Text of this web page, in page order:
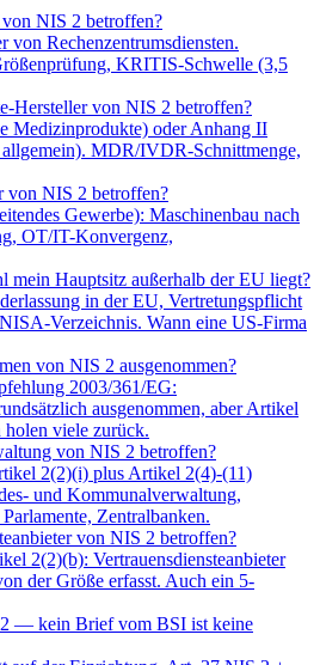
NIS 2 betroffen?
von Rechenzentrumsdiensten.
KRITIS-Schwelle (3,5
Hersteller von NIS 2 betroffen?
Medizinprodukte) oder Anhang II
MDR/IVDR-Schnittmenge,
von NIS 2 betroffen?
Gewerbe): Maschinenbau nach
OT/IT-Konvergenz,
Hauptsitz außerhalb der EU liegt?
in der EU, Vertretungspflicht
Verzeichnis. Wann eine US-Firma
von NIS 2 ausgenommen?
2003/361/EG:
ausgenommen, aber Artikel
viele zurück.
von NIS 2 betroffen?
2(2)(i) plus Artikel 2(4)-(11)
und Kommunalverwaltung,
Zentralbanken.
von NIS 2 betroffen?
2(2)(b): Vertrauensdiensteanbieter
der Größe erfasst. Auch ein 5-
2 — kein Brief vom BSI ist keine